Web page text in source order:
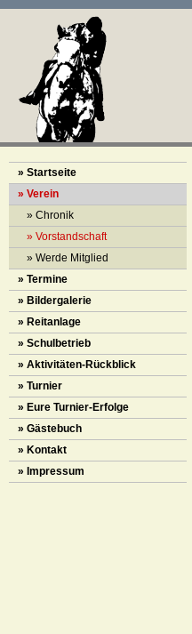
» Startseite
» Verein
» Chronik
» Vorstandschaft
» Werde Mitglied
» Termine
» Bildergalerie
» Reitanlage
» Schulbetrieb
» Aktivitäten-Rückblick
» Turnier
» Eure Turnier-Erfolge
» Gästebuch
» Kontakt
» Impressum